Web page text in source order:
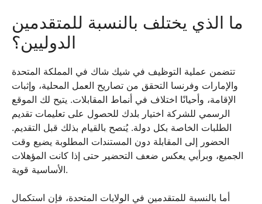
ما الذي يختلف بالنسبة للمتقدمين
الدوليين؟
تتضمن عملية التوظيف في شيك شاك في المملكة المتحدة
والإمارات وفرنسا التحقق من تصاريح العمل المحلية، وإثبات
الإقامة، وأحيانًا اختلاف في أنماط المقابلات. يتيح لك الموقع
الرسمي للشركة اختيار بلدك للحصول على تعليمات تقديم
الطلبات الخاصة بكل دولة. يُنصح بالقيام بذلك قبل التقديم.
الحضور إلى المقابلة دون المستندات المطلوبة يضيع وقت
الجميع، وبرأيي يعكس ضعف التحضير حتى إذا كانت المؤهلات
الأساسية قوية.
أما بالنسبة للمتقدمين في الولايات المتحدة، فإن استكمال